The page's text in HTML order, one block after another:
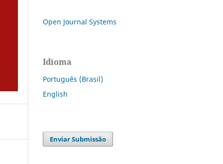
Open Journal Systems
Idioma
Português (Brasil)
English
Enviar Submissão